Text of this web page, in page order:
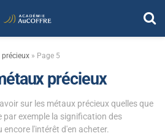
précieux » Page 5
précieux
sur les métaux précieux quelles que
par exemple la signification des
encore l'intérêt d'en acheter.